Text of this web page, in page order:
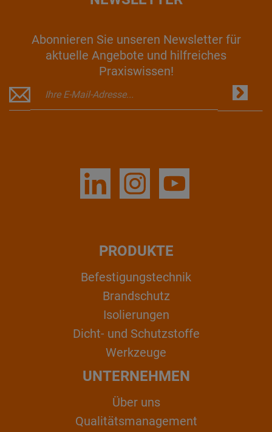
Abonnieren Sie unseren Newsletter für
aktuelle Angebote und hilfreiches
Praxiswissen!
PRODUKTE
Befestigungstechnik
Brandschutz
Isolierungen
Dicht- und Schutzstoffe
Werkzeuge
UNTERNEHMEN
Über uns
Qualitätsmanagement